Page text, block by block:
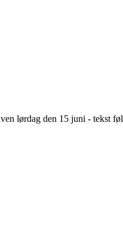
lørdag den 15 juni - tekst